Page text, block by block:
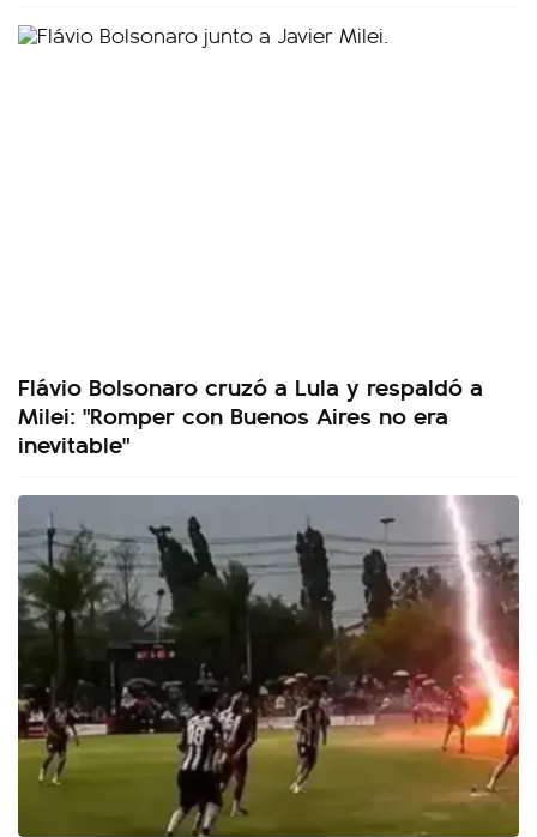
Flávio Bolsonaro cruzó a Lula y respaldó a
Milei: "Romper con Buenos Aires no era
inevitable"